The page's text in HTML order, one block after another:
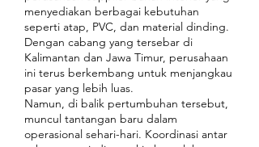
menyediakan berbagai kebutuhan
seperti atap, PVC, dan material dinding.
Dengan cabang yang tersebar di
Kalimantan dan Jawa Timur, perusahaan
ini terus berkembang untuk menjangkau
pasar yang lebih luas.
Namun, di balik pertumbuhan tersebut,
muncul tantangan baru dalam
operasional sehari-hari. Koordinasi antar